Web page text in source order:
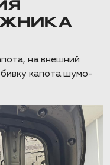
на внешний
капота шумо-